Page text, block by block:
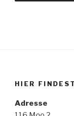
HIER
Adresse